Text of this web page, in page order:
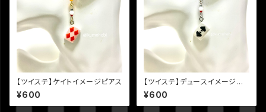
【ツイステ】ケイトイメージピアス
¥600
【ツイステ】デュースイメージピ
アス
¥600